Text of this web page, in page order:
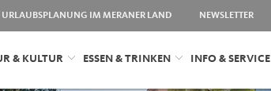
URLAUBSPLANUNG IM MERANER LAND NEWSLETTER
& KULTUR ESSEN & TRINKEN INFO & SERVICE